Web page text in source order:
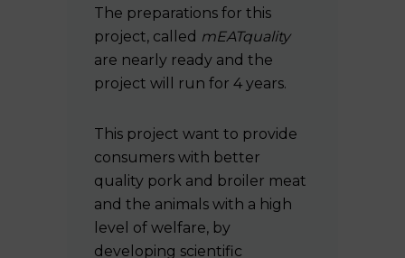
The preparations for this
project, called mEATquality
are nearly ready and the
project will run for 4 years.
This project want to provide
consumers with better
quality pork and broiler meat
and the animals with a high
level of welfare, by
developing scientific